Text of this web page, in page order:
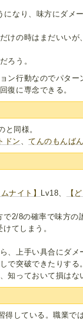
なり、味方にダメ
だけの時はまだいいが
ろう。
ン行動なのでパタ
復に専念できる。
同様。
ドン 、てんのもんばん
ナイト】 Lv18、 【
2/8の確率で味方の
てしまう。
、上手い具合にダメ
で突破できたりする。
知っておいて損はな
得している。職業で